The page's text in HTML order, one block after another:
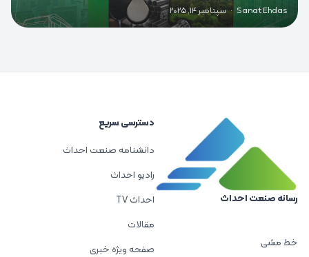
Sanat Ehdas
· سپتامبر 14, 2025
رسانه صنعت احداث
خط مشی
دسترسی سریع
دانشنامه صنعت احداث
رادیو احداث
احداث TV
مقالات
صفحه ویژه خبری